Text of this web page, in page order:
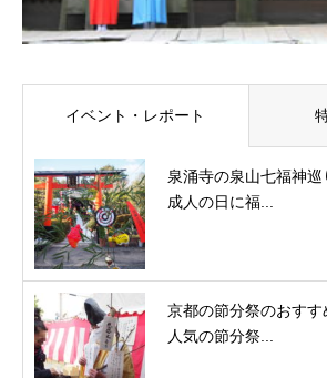
イベント・レポート
泉涌寺の泉山七福神
成人の日に福...
京都の節分祭のおす
人気の節分祭...